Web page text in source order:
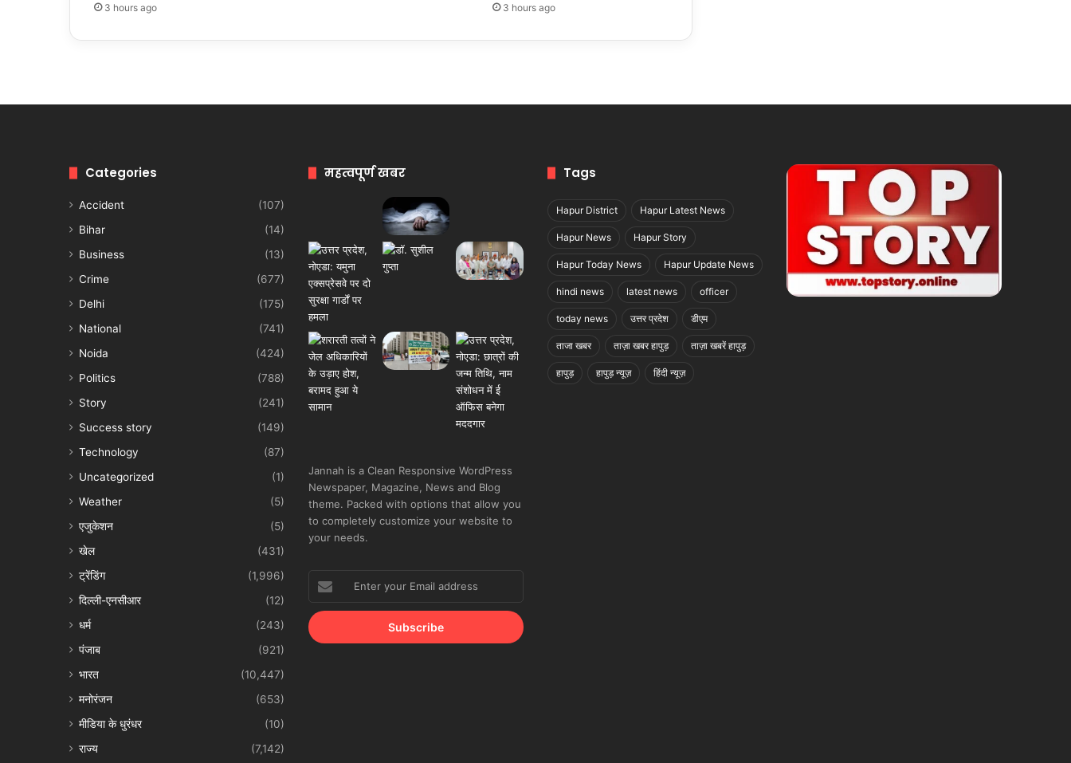
3 hours ago 3 hours ago
Categories
Accident
(107)
Bihar
(14)
Business
(13)
Crime
(677)
Delhi
(175)
National
(741)
Noida
(424)
Politics
(788)
Story
(241)
Success story
(149)
Technology
(87)
Uncategorized
(1)
Weather
(5)
एजुकेशन
(5)
खेल
(431)
ट्रेंडिंग
(1,996)
दिल्ली-एनसीआर
(12)
धर्म
(243)
पंजाब
(921)
भारत
(10,447)
मनोरंजन
(653)
मीडिया के धुरंधर
(10)
राज्य
(7,142)
महत्वपूर्ण खबर
Jannah is a Clean Responsive WordPress
Newspaper, Magazine, News and Blog
theme. Packed with options that allow you
to completely customize your website to
your needs.
your
Email
address
Tags
Hapur District Hapur Latest News
Hapur News Hapur Story
Hapur Today News Hapur Update News
hindi news latest news officer
today news उत्तर प्रदेश डीएम
ताजा खबर ताज़ा खबर हापुड़ ताज़ा खबरें हापुड़
हापुड़ हापुड़ न्यूज़ हिंदी न्यूज़